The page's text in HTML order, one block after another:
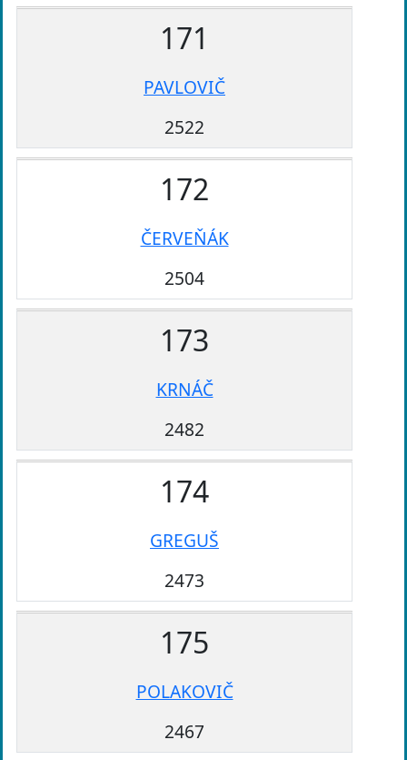
171
PAVLOVIČ
2522
172
ČERVEŇÁK
2504
173
KRNÁČ
2482
174
GREGUŠ
2473
175
POLAKOVIČ
2467